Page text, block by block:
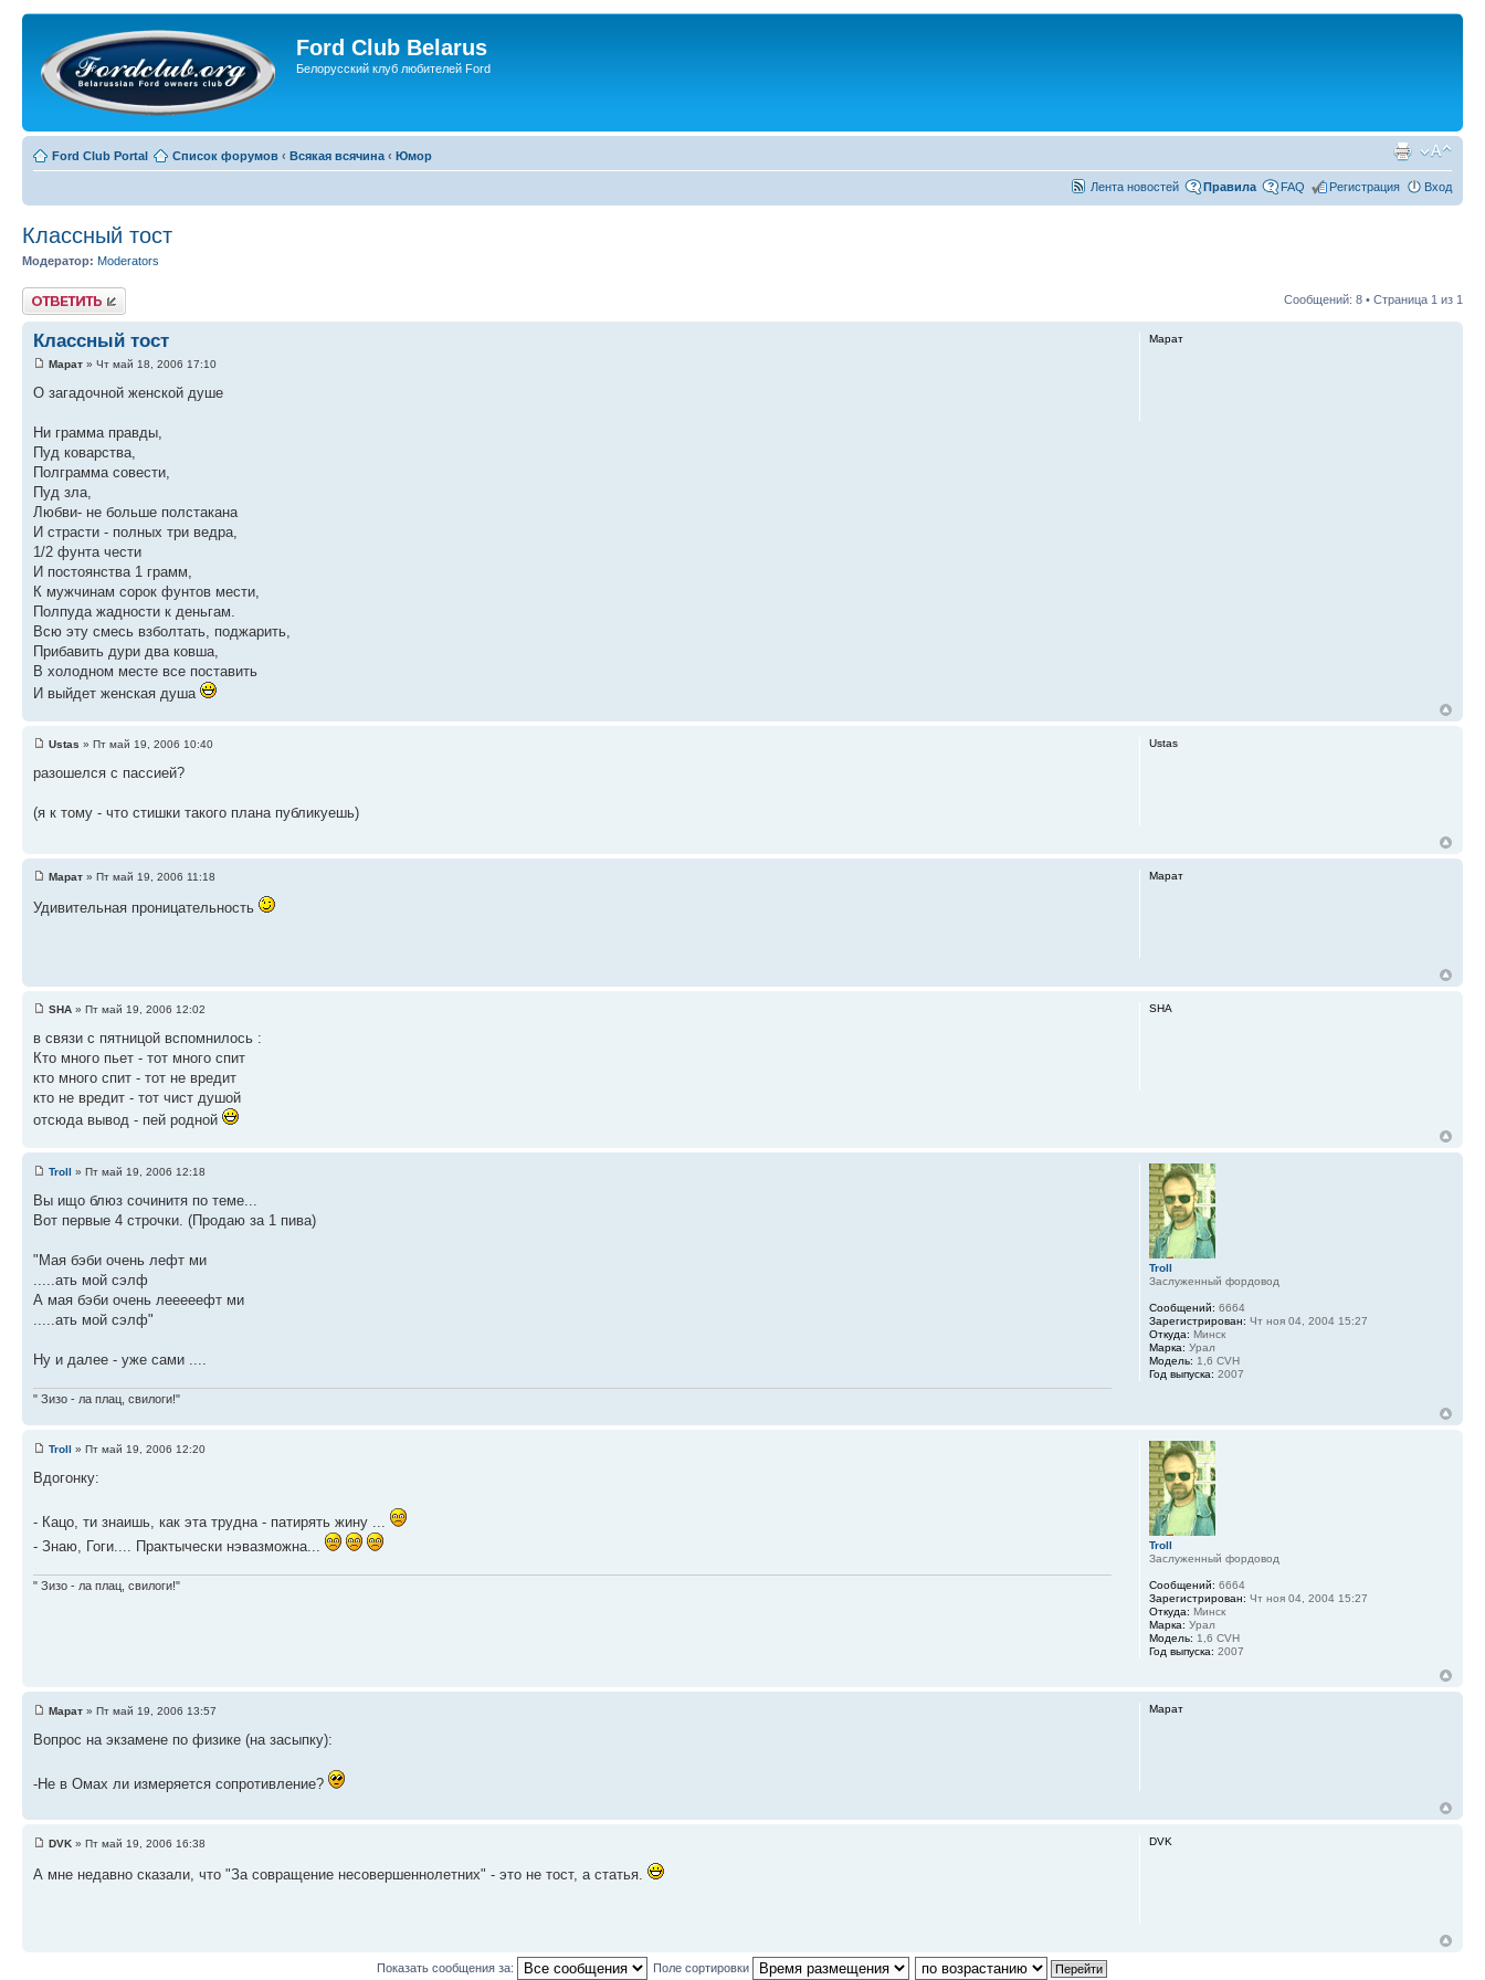
Ford Club Belarus
Белорусский клуб любителей Ford
Ford Club Portal Список форумов ‹ Всякая всячина ‹ Юмор
Лента новостей Правила FAQ Регистрация Вход
Классный тост
Модератор: Moderators
Ответить Сообщений: 8 • Страница 1 из 1
Классный тост
Марат » Чт май 18, 2006 17:10
О загадочной женской душе
Ни грамма правды,
Пуд коварства,
Полграмма совести,
Пуд зла,
Любви- не больше полстакана
И страсти - полных три ведра,
1/2 фунта чести
И постоянства 1 грамм,
К мужчинам сорок фунтов мести,
Полпуда жадности к деньгам.
Всю эту смесь взболтать, поджарить,
Прибавить дури два ковша,
В холодном месте все поставить
И выйдет женская душа
Марат
Ustas » Пт май 19, 2006 10:40
разошелся с пассией?
(я к тому - что стишки такого плана публикуешь)
Ustas
Марат » Пт май 19, 2006 11:18
Удивительная проницательность
Марат
SHA » Пт май 19, 2006 12:02
в связи с пятницой вспомнилось :
Кто много пьет - тот много спит
кто много спит - тот не вредит
кто не вредит - тот чист душой
отсюда вывод - пей родной
SHA
Troll » Пт май 19, 2006 12:18
Вы ищо блюз сочинитя по теме...
Вот первые 4 строчки. (Продаю за 1 пива)
"Мая бэби очень лефт ми
.....ать мой сэлф
А мая бэби очень лееееефт ми
.....ать мой сэлф"
Ну и далее - уже сами ....
" Зизо - ла плац, свилоги!"
Troll
Заслуженный фордовод
Сообщений: 6664
Зарегистрирован: Чт ноя 04, 2004 15:27
Откуда: Минск
Марка: Урал
Модель: 1,6 CVH
Год выпуска: 2007
Troll » Пт май 19, 2006 12:20
Вдогонку:
- Кацо, ти знаишь, как эта трудна - патирять жину ...
- Знаю, Гоги.... Практычески нэвазможна...
" Зизо - ла плац, свилоги!"
Troll
Заслуженный фордовод
Сообщений: 6664
Зарегистрирован: Чт ноя 04, 2004 15:27
Откуда: Минск
Марка: Урал
Модель: 1,6 CVH
Год выпуска: 2007
Марат » Пт май 19, 2006 13:57
Вопрос на экзамене по физике (на засыпку):
-Не в Омах ли измеряется сопротивление?
Марат
DVK » Пт май 19, 2006 16:38
А мне недавно сказали, что "За совращение несовершеннолетних" - это не тост, а статья.
DVK
Показать сообщения за: Поле сортировки